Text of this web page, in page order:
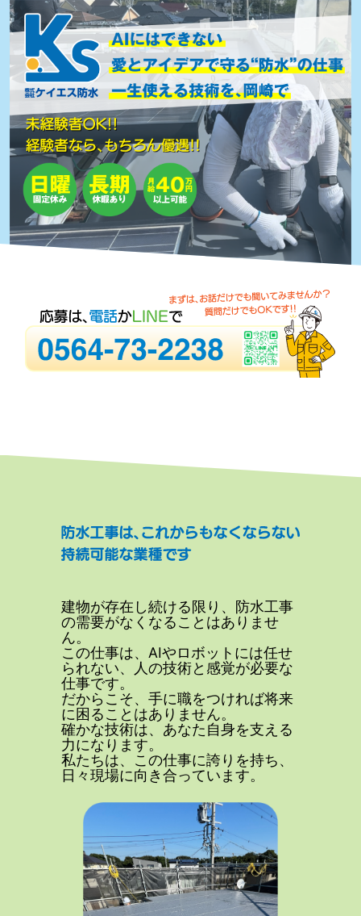
建物が存在し続ける限り、防水工事
の需要がなくなることはありませ
ん。
この仕事は、AIやロボットには任せ
られない、人の技術と感覚が必要な
仕事です。
だからこそ、手に職をつければ将来
に困ることはありません。
確かな技術は、あなた自身を支える
力になります。
私たちは、この仕事に誇りを持ち、
日々現場に向き合っています。